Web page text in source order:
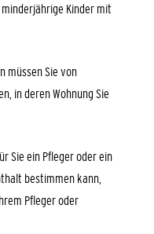
Kinder mit
müssen Sie von
in deren Wohnung Sie
Sie ein Pfleger oder ein
bestimmen kann,
Pfleger oder